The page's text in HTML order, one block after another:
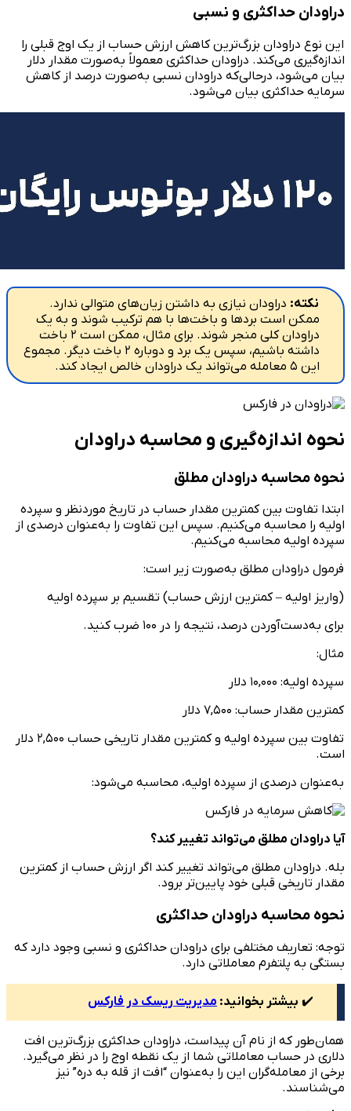
دراودان حداکثری و نسبی
این نوع دراودان بزرگ‌ترین کاهش ارزش حساب از یک اوج قبلی را
اندازه‌گیری می‌کند. دراودان حداکثری معمولاً به‌صورت مقدار دلار
بیان می‌شود، درحالی‌که دراودان نسبی به‌صورت درصد از کاهش
سرمایه حداکثری بیان می‌شود.
نکته: دراودان نیازی به داشتن زیان‌های متوالی ندارد.
ممکن است بردها و باخت‌ها با هم ترکیب شوند و به یک
دراودان کلی منجر شوند. برای مثال، ممکن است ۲ باخت
داشته باشیم، سپس یک برد و دوباره ۲ باخت دیگر. مجموع
این ۵ معامله می‌تواند یک دراودان خالص ایجاد کند.
نحوه اندازه‌گیری و محاسبه دراودان
نحوه محاسبه دراودان مطلق
ابتدا تفاوت بین کمترین مقدار حساب در تاریخ موردنظر و سپرده
اولیه را محاسبه می‌کنیم. سپس این تفاوت را به‌عنوان درصدی از
سپرده اولیه محاسبه می‌کنیم.
فرمول دراودان مطلق به‌صورت زیر است:
(واریز اولیه – کمترین ارزش حساب) تقسیم بر سپرده اولیه
برای به‌دست‌آوردن درصد، نتیجه را در ۱۰۰ ضرب کنید.
مثال:
سپرده اولیه: ۱۰,۰۰۰ دلار
کمترین مقدار حساب: ۷,۵۰۰ دلار
تفاوت بین سپرده اولیه و کمترین مقدار تاریخی حساب ۲,۵۰۰ دلار
است.
به‌عنوان درصدی از سپرده اولیه، محاسبه می‌شود:
آیا دراودان مطلق می‌تواند تغییر کند؟
بله. دراودان مطلق می‌تواند تغییر کند اگر ارزش حساب از کمترین
مقدار تاریخی قبلی خود پایین‌تر برود.
نحوه محاسبه دراودان حداکثری
توجه: تعاریف مختلفی برای دراودان حداکثری و نسبی وجود دارد که
بستگی به پلتفرم معاملاتی دارد.
✔️ بیشتر بخوانید: مدیریت ریسک در فارکس
همان‌طور که از نام آن پیداست، دراودان حداکثری بزرگ‌ترین افت
دلاری در حساب معاملاتی شما از یک نقطه اوج را در نظر می‌گیرد.
برخی از معامله‌گران این را به‌عنوان “افت از قله به دره” نیز
می‌شناسند.